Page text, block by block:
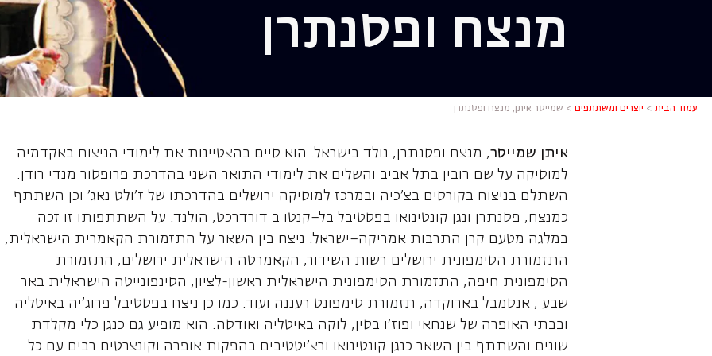
שמייסר איתן, מנצח
מנצח ופסנתרן
עמוד הבית > יוצרים ומשתתפים > שמייסר איתן, מנצח ופסנתרן
איתן שמייסר, מנצח ופסנתרן, נולד בישראל. הוא סיים בהצטיינות את לימודי הניצוח באקדמיה
למוסיקה על שם רובין בתל אביב והשלים את לימודי התואר השני בהדרכת פרופסור מנדי רודן.
השתלם בניצוח בקורסים בצ'כיה ובמרכז למוסיקה ירושלים בהדרכתו של ז'ולט נאג' וכן השתתף
כמנצח, פסנתרן ונגן קונטינואו בפסטיבל בל–קנטו ב דורדרכט, הולנד. על השתתפותו זו זכה
במלגה מטעם קרן התרבות אמריקה–ישראל. ניצח בין השאר על התזמורת הקאמרית הישראלית,
התזמורת הסימפונית ירושלים רשות השידור, הקאמרטה הישראלית ירושלים, התזמורת
הסימפונית חיפה, התזמורת הסימפונית הישראלית ראשון-לציון, הסינפונייטה הישראלית באר
שבע , אנסמבל בארוקדה, תזמורת סימפונט רעננה ועוד. כמו כן ניצח בפסטיבל פרוג'יה באיטליה
ובבתי האופרה של שנחאי ופוז'ו בסין, לוקה באיטליה ואודסה. הוא מופיע גם כנגן כלי מקלדת
שונים והשתתף בין השאר כנגן קונטינואו ורצ'יטטיבים בהפקות אופרה וקונצרטים רבים עם כל